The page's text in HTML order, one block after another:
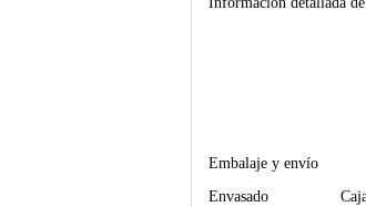
Embalaje y envío
Envasado